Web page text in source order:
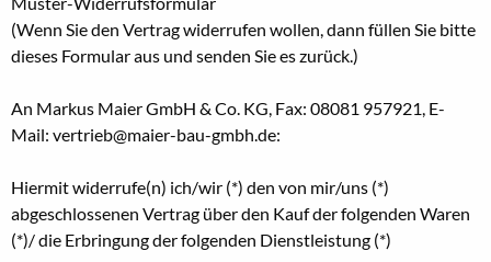
(Wenn Sie den Vertrag widerrufen wollen, dann füllen Sie bitte
dieses Formular aus und senden Sie es zurück.)
An Markus Maier GmbH & Co. KG, Fax: 08081 957921, E-
Mail: vertrieb@maier-bau-gmbh.de:
Hiermit widerrufe(n) ich/wir (*) den von mir/uns (*)
abgeschlossenen Vertrag über den Kauf der folgenden Waren
(*)/ die Erbringung der folgenden Dienstleistung (*)